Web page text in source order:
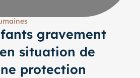
gravement
situation de
protection